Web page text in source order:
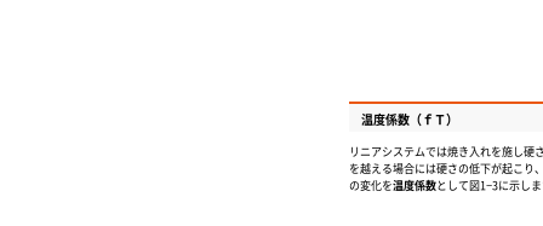
温度係数（ｆ Ｔ ）
リニアシステムでは焼き入れを施し
を越える場合には硬さの低下が起こり
の変化を温度係数として図1−3に示し